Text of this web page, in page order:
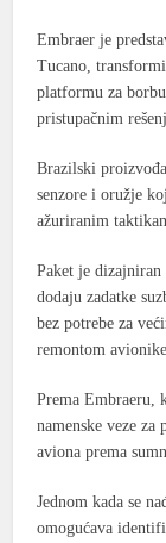
Embraer je
Tucano,
platformu za
pristupačnim
Brazilski
senzore i oružje
ažuriranim
Paket je
dodaju zadatke
bez potrebe za
remontom
Prema Embraeru,
namenske veze
aviona prema
Jednom kada se
omogućava